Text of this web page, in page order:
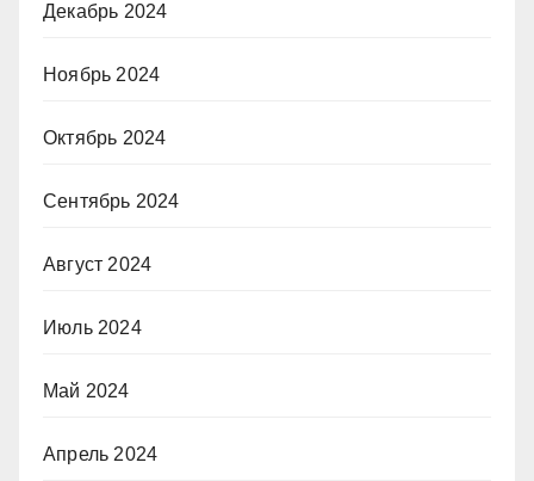
Декабрь 2024
Ноябрь 2024
Октябрь 2024
Сентябрь 2024
Август 2024
Июль 2024
Май 2024
Апрель 2024